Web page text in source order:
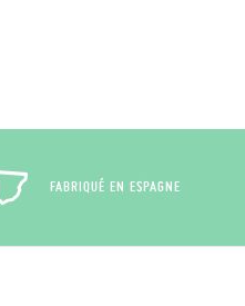
FABRIQUÉ EN ESPAGNE